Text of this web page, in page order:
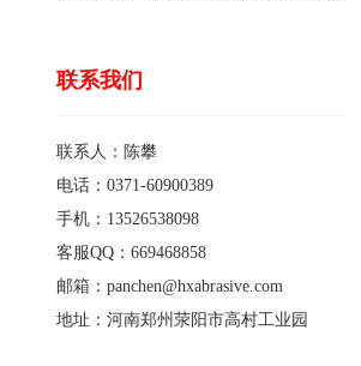
联系我们
联系人：陈攀
电话：0371-60900389
手机：13526538098
客服QQ：669468858
邮箱：panchen@hxabrasive.com
地址：河南郑州荥阳市高村工业园